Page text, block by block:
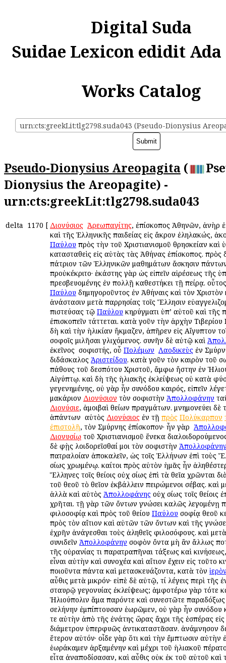
Digital Suda
Suidae Lexicon edidit
Works Catalog
urn:cts:greekLit:tlg2798.suda043 (Pseudo-Dionysius
Pseudo-Dionysius Areopagita (
Dionysius the Areopagite) -
urn:cts:greekLit:tlg2798.suda043
delta 1170 [ Διονύσιος Ἀρεωπαγίτης, ἐπίσκοπος Ἀθηνῶν, ἀνὴρ
καὶ τῆς Ἑλληνικῆς παιδείας εἰς ἄκρον ἐληλακώς,
Παύλου πρὸς τὴν τοῦ Χριστιανισμοῦ θρησκείαν καὶ
κατασταθεὶς εἰς αὐτὰς τὰς Ἀθήνας ἐπίσκοπος. πρὸς
πάτριον τῶν Ἑλληνικῶν μαθημάτων ἄσκησιν
προὐκέκριτο· ἑκάστης γὰρ ὡς εἰπεῖν αἱρέσεως τῆς
πρεσβευομένης ἐν πολλῇ καθεστήκει τῇ πείρᾳ.
Παύλου δημηγοροῦντος ἐν Ἀθήναις καὶ τὸν Χριστὸν
ἀνάστασιν μετὰ παρρησίας τοῖς Ἕλλησιν
πιστεύσας τῷ Παύλου κηρύγματι ὑπ’ αὐτοῦ καὶ τῆς
ἐπισκοπεῖν τάττεται. κατὰ γοῦν τὴν ἀρχὴν
δὴ καὶ τὴν ἡλικίαν ἤκμαζεν, ἀπῆρεν εἰς Αἴγυπτον
σοφοῖς ὁμιλῆσαι γλιχόμενος. συνῆν δὲ αὐτῷ καὶ
ἐκεῖνος ὁ σοφιστής, οὗ Πολέμων Λαοδικεὺς ἐν
διδάσκαλος Ἀριστείδου. κατὰ γοῦν τὸν καιρὸν τοῦ
πάθους τοῦ δεσπότου Χριστοῦ, ἄμφω ἤστην ἐν
Αἰγύπτῳ. καὶ δὴ τῆς ἡλιακῆς ἐκλείψεως οὐ κατὰ
γεγενημένης, οὐ γὰρ ἦν συνόδου καιρός, εἰπεῖν
μακάριον Διονύσιον τὸν σοφιστὴν Ἀπολλοφάνην
Διονύσιε, ἀμοιβαὶ θείων πραγμάτων. μνημονεύει δὲ
ἁπάντων ὁ αὐτὸς Διονύσιος ἐν τῇ πρὸς Πολύκαρπον
ἐπιστολῇ, τὸν Σμύρνης ἐπίσκοπον· ἦν γὰρ ὁ
Διονυσίῳ τοῦ Χριστιανισμοῦ ἕνεκα
δὲ φῂς λοιδορεῖσθαί μοι τὸν σοφιστὴν
πατραλοίαν ἀποκαλεῖν, ὡς τοῖς Ἑλλήνων ἐπὶ τοὺς
ὁσίως χρωμένῳ. καίτοι πρὸς αὐτὸν ἡμᾶς ἦν
Ἕλληνες τοῖς θείοις οὐχ ὁσίως ἐπὶ τὰ θεῖα χρῶνται
τοῦ θεοῦ τὸ θεῖον ἐκβάλλειν πειρώμενοι σέβας. καὶ
ἀλλὰ καὶ αὐτὸς Ἀπολλοφάνης οὐχ ὁσίως τοῖς θείοις
χρῆται. τῇ γὰρ τῶν ὄντων γνώσει καλῶς λεγομένῃ
φιλοσοφίᾳ καὶ πρὸς τοῦ θείου Παύλου σοφίᾳ θεοῦ
πρὸς τὸν αἴτιον καὶ αὐτῶν τῶν ὄντων καὶ τῆς
ἐχρῆν ἀνάγεσθαι τοὺς ἀληθεῖς φιλοσόφους. καὶ
συνιδεῖν Ἀπολλοφάνην σοφὸν ὄντα μὴ ἂν ἄλλως
τῆς οὐρανίας τι παρατραπῆναι τάξεως καὶ
εἶναι αὐτὴν καὶ συνοχέα καὶ αἴτιον ἔχειν εἰς τοῦτο
ποιοῦντα πάντα καὶ μετασκευάζοντα, κατὰ τὸν
αὖθις μετὰ μικρόν· εἰπὲ δὲ αὐτῷ, τί λέγεις περὶ τῆς
σταυρῷ γεγονυίας ἐκλείψεως; ἀμφοτέρω γὰρ τότε
Ἡλιούπολιν ἅμα παρόντε καὶ συνεστῶτε
σελήνην ἐμπίπτουσαν ἑωρῶμεν, οὐ γὰρ ἦν συνόδου
τε αὐτὴν ἀπὸ τῆς ἐνάτης ὥρας ἄχρι τῆς ἑσπέρας
διάμετρον ὑπερφυῶς ἀντικαταστᾶσαν. ἀνάμνησον
ἕτερον αὐτόν· οἶδε γὰρ ὅτι καὶ τὴν ἔμπτωσιν αὐτὴν
ἑωράκαμεν ἀρξαμένην καὶ μέχρι τοῦ ἡλιακοῦ
εἶτα ἀναποδίσασαν, καὶ αὖθις οὐκ ἐκ τοῦ αὐτοῦ καὶ